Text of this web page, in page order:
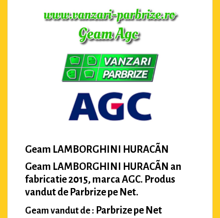
Geam LAMBORGHINI HURACÃN
Geam LAMBORGHINI HURACÃN an
fabricatie 2015, marca AGC. Produs
vandut de Parbrize pe Net.
Geam vandut de : Parbrize pe Net